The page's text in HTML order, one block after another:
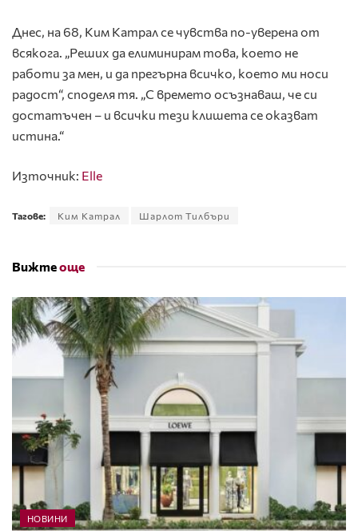
Днес, на 68, Ким Катрал се чувства по-уверена от
всякога. „Реших да елиминирам това, което не
работи за мен, и да прегърна всичко, което ми носи
радост“, споделя тя. „С времето осъзнаваш, че си
достатъчен – и всички тези клишета се оказват
истина.“
Източник: Elle
Тагове: Ким Катрал Шарлот Тилбъри
Вижтеоще
НОВИНИ